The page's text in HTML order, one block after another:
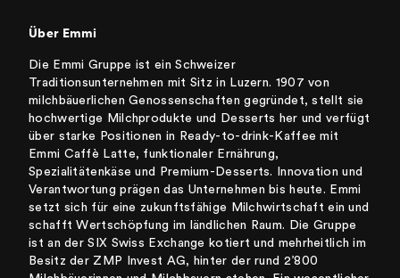
Über Emmi
Die Emmi Gruppe ist ein Schweizer
Traditionsunternehmen mit Sitz in Luzern. 1907 von
milchbäuerlichen Genossenschaften gegründet, stellt sie
hochwertige Milchprodukte und Desserts her und verfügt
über starke Positionen in Ready-to-drink-Kaffee mit
Emmi Caffè Latte, funktionaler Ernährung,
Spezialitätenkäse und Premium-Desserts. Innovation und
Verantwortung prägen das Unternehmen bis heute. Emmi
setzt sich für eine zukunftsfähige Milchwirtschaft ein und
schafft Wertschöpfung im ländlichen Raum. Die Gruppe
ist an der SIX Swiss Exchange kotiert und mehrheitlich im
Besitz der ZMP Invest AG, hinter der rund 2’800